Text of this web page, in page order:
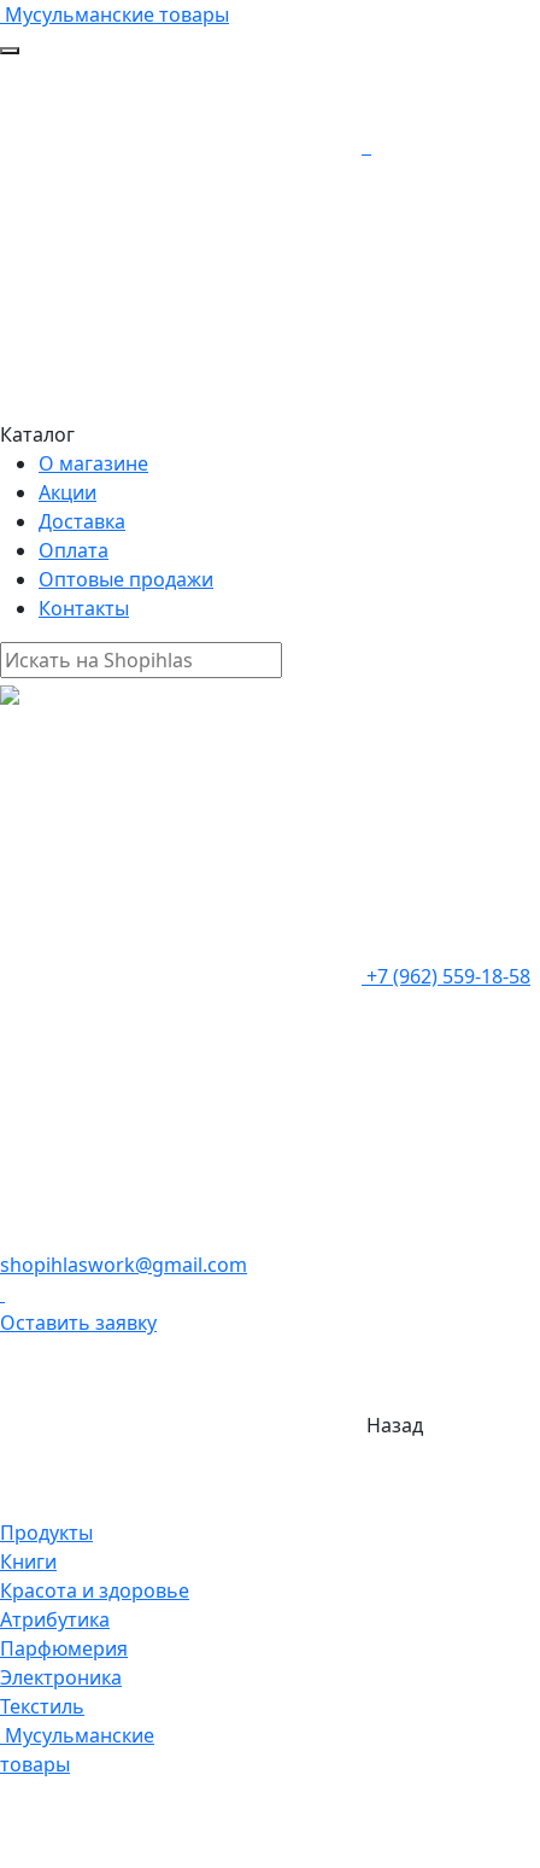
Мусульманские товары
Каталог
О магазине
Акции
Доставка
Оплата
Оптовые продажи
Контакты
+7 (962) 559-18-58
shopihlaswork@gmail.com
Оставить заявку
Назад
Продукты
Книги
Красота и здоровье
Атрибутика
Парфюмерия
Электроника
Текстиль
Мусульманские
товары